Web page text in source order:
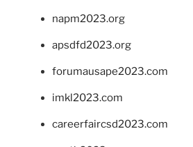
napm2023.org
apsdfd2023.org
forumausape2023.com
imkl2023.com
careerfaircsd2023.com